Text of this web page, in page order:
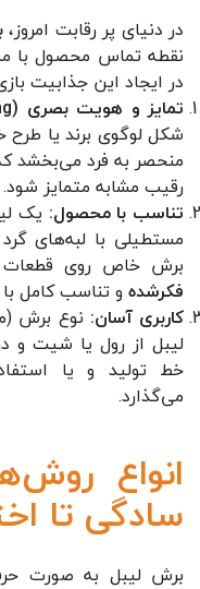
در دنیای پر رقابت امروز،
نقطه تماس محصول با
در ایجاد این جذابیت
تمایز و هویت بصری (Branding):
شکل لوگوی برند یا
منحصر به فرد می‌بخشد
رقیب مشابه متمایز شود.
تناسب با محصول: یک
مستطیلی با لبه‌های
برش خاص روی قطعات
فکرشده و تناسب کامل
کاربری آسان: نوع برش
لیبل از رول یا شیت و
خط تولید و یا
می‌گذارد.
انواع
سادگی تا
برش لیبل به صورت